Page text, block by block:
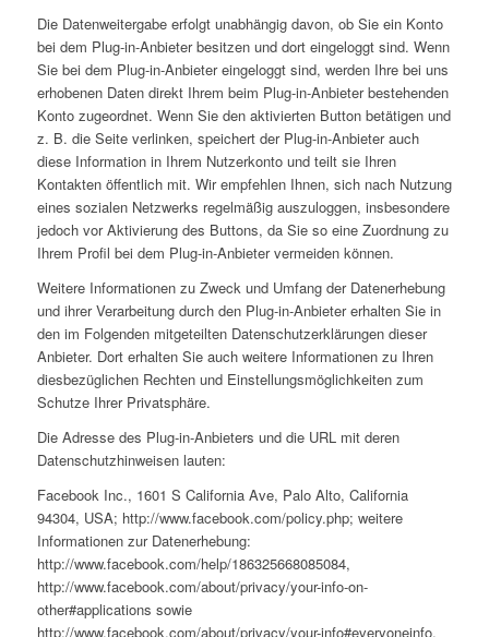
Die Datenweitergabe erfolgt unabhängig davon, ob Sie ein Konto
bei dem Plug-in-Anbieter besitzen und dort eingeloggt sind. Wenn
Sie bei dem Plug-in-Anbieter eingeloggt sind, werden Ihre bei uns
erhobenen Daten direkt Ihrem beim Plug-in-Anbieter bestehenden
Konto zugeordnet. Wenn Sie den aktivierten Button betätigen und
z. B. die Seite verlinken, speichert der Plug-in-Anbieter auch
diese Information in Ihrem Nutzerkonto und teilt sie Ihren
Kontakten öffentlich mit. Wir empfehlen Ihnen, sich nach Nutzung
eines sozialen Netzwerks regelmäßig auszuloggen, insbesondere
jedoch vor Aktivierung des Buttons, da Sie so eine Zuordnung zu
Ihrem Profil bei dem Plug-in-Anbieter vermeiden können.
Weitere Informationen zu Zweck und Umfang der Datenerhebung
und ihrer Verarbeitung durch den Plug-in-Anbieter erhalten Sie in
den im Folgenden mitgeteilten Datenschutzerklärungen dieser
Anbieter. Dort erhalten Sie auch weitere Informationen zu Ihren
diesbezüglichen Rechten und Einstellungsmöglichkeiten zum
Schutze Ihrer Privatsphäre.
Die Adresse des Plug-in-Anbieters und die URL mit deren
Datenschutzhinweisen lauten:
Facebook Inc., 1601 S California Ave, Palo Alto, California
94304, USA; http://www.facebook.com/policy.php; weitere
Informationen zur Datenerhebung:
http://www.facebook.com/help/186325668085084,
http://www.facebook.com/about/privacy/your-info-on-
other#applications sowie
http://www.facebook.com/about/privacy/your-info#everyoneinfo.